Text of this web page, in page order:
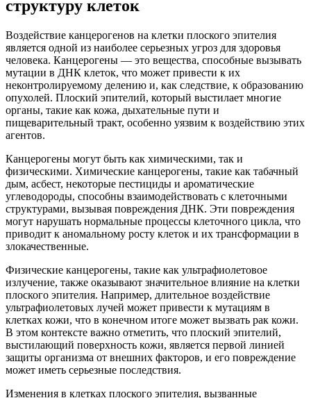
структуру клеток
Воздействие канцерогенов на клетки плоского эпителия
является одной из наиболее серьезных угроз для здоровья
человека. Канцерогены — это вещества, способные вызывать
мутации в ДНК клеток, что может привести к их
неконтролируемому делению и, как следствие, к образованию
опухолей. Плоский эпителий, который выстилает многие
органы, такие как кожа, дыхательные пути и
пищеварительный тракт, особенно уязвим к воздействию этих
агентов.
Канцерогены могут быть как химическими, так и
физическими. Химические канцерогены, такие как табачный
дым, асбест, некоторые пестициды и ароматические
углеводороды, способны взаимодействовать с клеточными
структурами, вызывая повреждения ДНК. Эти повреждения
могут нарушать нормальные процессы клеточного цикла, что
приводит к аномальному росту клеток и их трансформации в
злокачественные.
Физические канцерогены, такие как ультрафиолетовое
излучение, также оказывают значительное влияние на клетки
плоского эпителия. Например, длительное воздействие
ультрафиолетовых лучей может привести к мутациям в
клетках кожи, что в конечном итоге может вызвать рак кожи.
В этом контексте важно отметить, что плоский эпителий,
выстилающий поверхность кожи, является первой линией
защиты организма от внешних факторов, и его повреждение
может иметь серьезные последствия.
Изменения в клетках плоского эпителия, вызванные